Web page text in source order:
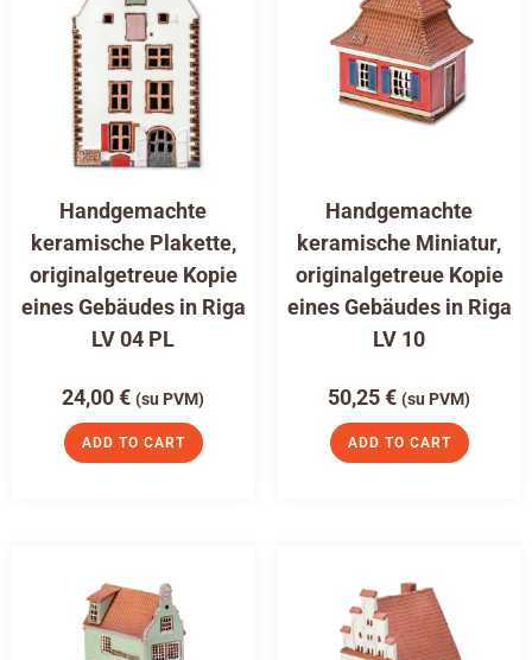
Handgemachte
keramische Plakette,
originalgetreue Kopie
eines Gebäudes in Riga
LV 04 PL
24,00€ (su PVM)
ADD TO CART
Handgemachte
keramische Miniatur,
originalgetreue Kopie
eines Gebäudes in Riga
LV 10
50,25€ (su PVM)
ADD TO CART